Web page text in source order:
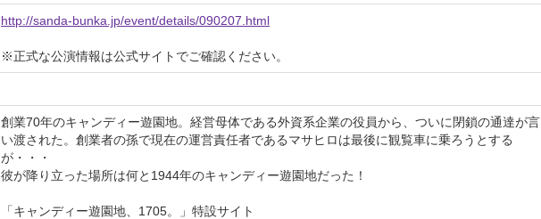
http://sanda-bunka.jp/event/details/090207.html
※正式な公演情報は公式サイトでご確認ください。
創業70年のキャンディー遊園地。経営母体である外資系企業の役員から、ついに閉鎖の通達が言
い渡された。創業者の孫で現在の運営責任者であるマサヒロは最後に観覧車に乗ろうとする
が・・・
彼が降り立った場所は何と1944年のキャンディー遊園地だった！
「キャンディー遊園地、1705。」特設サイト